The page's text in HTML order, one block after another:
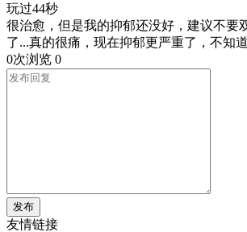
玩过44秒
很治愈，但是我的抑郁还没好，建议不要
了...真的很痛，现在抑郁更严重了，不知
0次浏览 0
发布
友情链接